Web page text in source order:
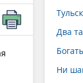
Два
Ни